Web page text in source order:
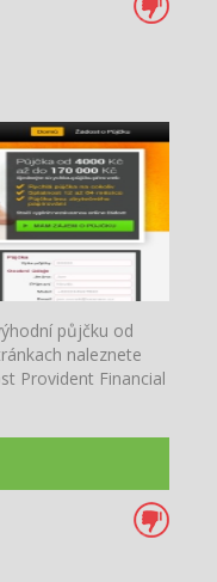
půjčku od
naleznete
Provident Financial